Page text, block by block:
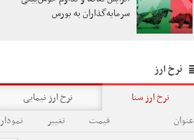
سرمایه‌گذاران به بورس
نرخ ارز
نرخ ارز سنا
نرخ ارز نیمایی
عنوان
قیمت تغییر
نمودار